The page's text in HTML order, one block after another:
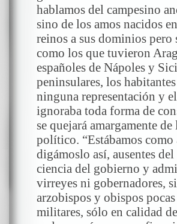
hablamos del campesino
sino de los amos nacidos
reinos a sus dominios
como los que tuvieron
españoles de Nápoles y
peninsulares, los
ninguna representación y
ignoraba toda forma de
se quejará amargamente
político. “Estábamos como
digámoslo así, ausentes
ciencia del gobierno y
virreyes ni gobernadores,
arzobispos y obispos
militares, sólo en calidad